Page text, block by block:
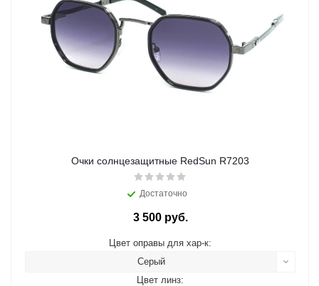
Очки солнцезащитные RedSun R7203
Достаточно
3 500 руб.
Цвет оправы для хар-к:
Серый
Цвет линз: